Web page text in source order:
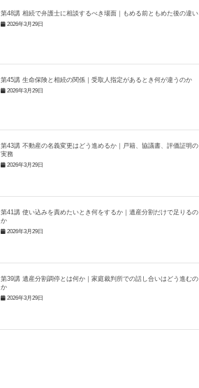
第48講 相続で弁護士に相談するべき場面｜もめる前ともめた後の違い
2026年3月29日
第45講 生命保険と相続の関係｜受取人指定があるとき何が違うのか
2026年3月29日
第43講 不動産の名義変更はどう進めるか｜戸籍、協議書、評価証明の
実務
2026年3月29日
第41講 使い込みを責めたいとき何をするか｜遺産分割だけで足りるの
か
2026年3月29日
第39講 遺産分割調停とは何か｜家庭裁判所での話し合いはどう進むの
か
2026年3月29日